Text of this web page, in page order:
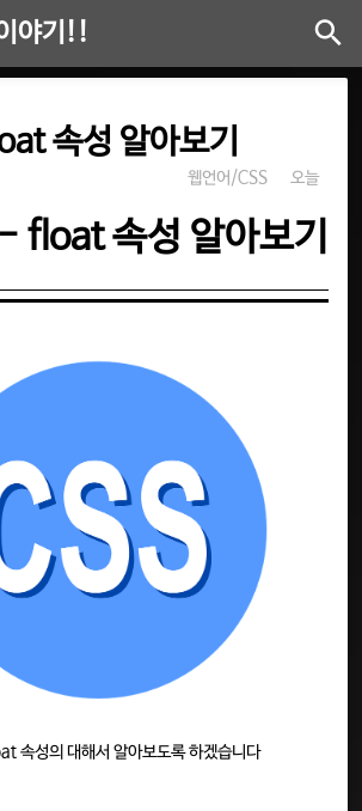
야기!!
속성 알아보기
웹언어/CSS 오늘
float 속성 알아보기
속성의 대해서 알아보도록 하겠습니다